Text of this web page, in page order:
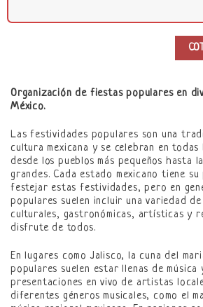
Organización de fiestas populares en
México.
Las festividades populares son una
cultura mexicana y se celebran en
desde los pueblos más pequeños hasta
grandes. Cada estado mexicano tiene
festejar estas festividades, pero en
populares suelen incluir una variedad
culturales, gastronómicas, artísticas y
disfrute de todos.
En lugares como Jalisco, la cuna del
populares suelen estar llenas de música
presentaciones en vivo de artistas
diferentes géneros musicales, como el